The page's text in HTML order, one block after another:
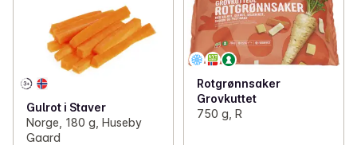
Gulrot i Staver
Norge, 180 g, Huseby
Gaard
Rotgrønnsaker
Grovkuttet
750 g, R